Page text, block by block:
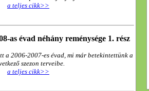
a teljes cikk>>
as évad néhány reménysége 1. rész
a 2006-2007-es évad, mi már betekintettünk a
szezon terveibe.
a teljes cikk>>